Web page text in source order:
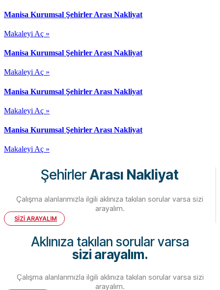
Manisa Kurumsal Şehirler Arası Nakliyat
Makaleyi Aç »
Manisa Kurumsal Şehirler Arası Nakliyat
Makaleyi Aç »
Manisa Kurumsal Şehirler Arası Nakliyat
Makaleyi Aç »
Manisa Kurumsal Şehirler Arası Nakliyat
Makaleyi Aç »
ŞehirlerArası Nakliyat
Çalışma alanlarımızla ilgili aklınıza takılan sorular varsa sizi
arayalım.
SİZİ ARAYALIM
Aklınıza takılan sorular varsa
sizi arayalım.
Çalışma alanlarımızla ilgili aklınıza takılan sorular varsa sizi
arayalım.